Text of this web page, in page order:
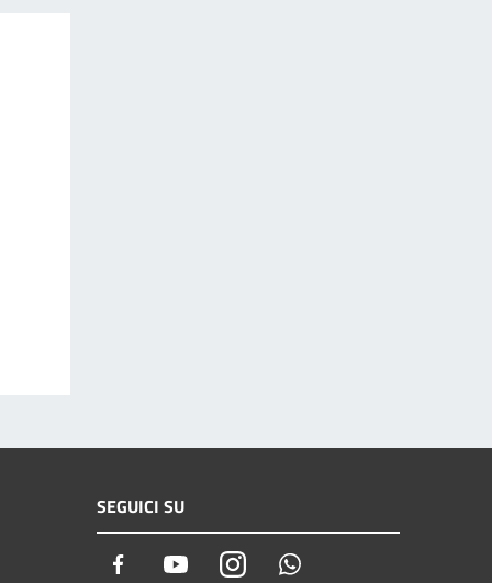
SEGUICI SU
Facebook YoutubeInstagram